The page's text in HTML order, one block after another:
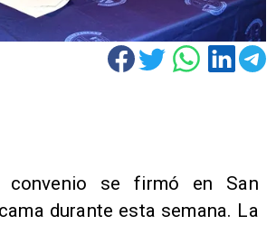
convenio se firmó en San
durante esta semana. La